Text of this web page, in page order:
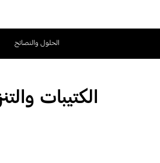
الحلول والنصائح
الكتيبات